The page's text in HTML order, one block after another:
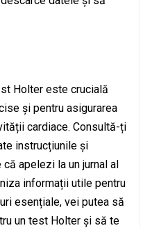
Holter este crucială
și pentru asigurarea
cardiace. Consultă-ți
instrucțiunile și
apelezi la un jurnal al
informații utile pentru
esențiale, vei putea să
un test Holter și să te